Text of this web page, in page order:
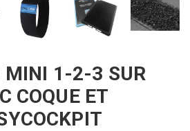
MINI 1-2-3 SUR
COQUE ET